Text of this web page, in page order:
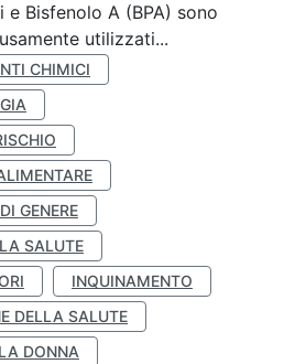
e Bisfenolo A (BPA) sono
utilizzati...
CHIMICI
GENERE
SALUTE
INQUINAMENTO
DELLA SALUTE
DONNA